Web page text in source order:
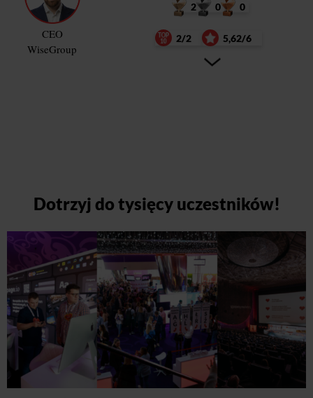
CEO
WiseGroup
2 0 0
2/2 5,62/6
Dotrzyj do tysięcy uczestników!